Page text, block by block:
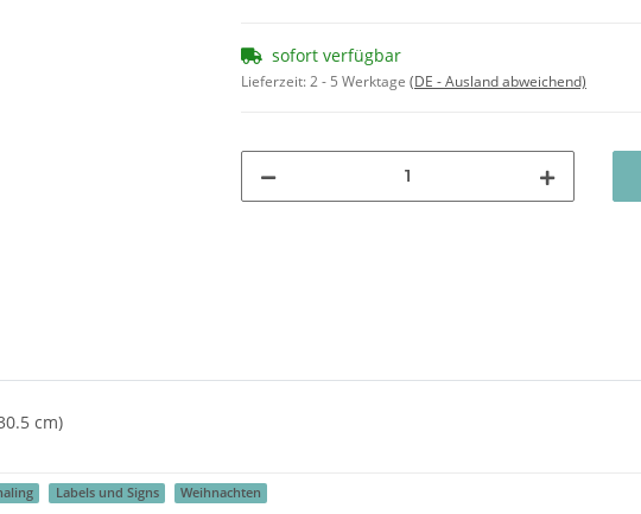
sofort verfügbar
Lieferzeit:2 - 5 Werktage (DE - Ausland abweichend)
cm)
Labels und Signs Weihnachten